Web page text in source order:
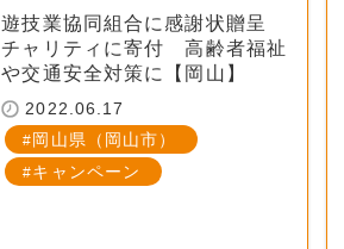
遊技業協同組合に感謝状贈呈
チャリティに寄付 高齢者福祉
や交通安全対策に【岡山】
2022.06.17
岡山県（岡山市）
キャンペーン